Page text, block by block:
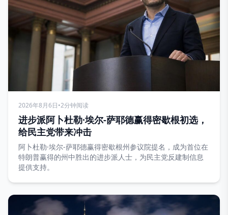
2026年8月6日•2分钟阅读
进步派阿卜杜勒·埃尔-萨耶德赢得密歇根初选，
给民主党带来冲击
阿卜杜勒·埃尔-萨耶德赢得密歇根州参议院提名，成为首位在
特朗普赢得的州中胜出的进步派人士，为民主党反建制信息
提供支持。